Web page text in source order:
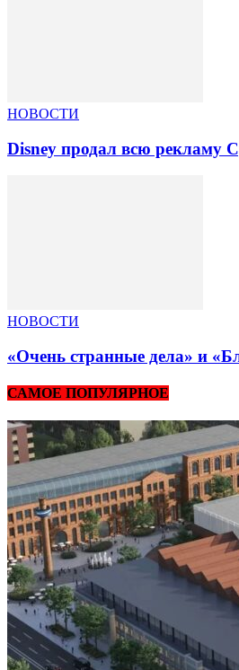
НОВОСТИ
Disney продал всю рекламу
НОВОСТИ
«Очень странные дела» и
САМОЕ ПОПУЛЯРНОЕ